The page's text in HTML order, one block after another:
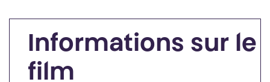
ur
Informations sur le
film